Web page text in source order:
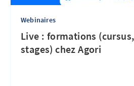
Webinaires
Live : formations
stages) chez Agori